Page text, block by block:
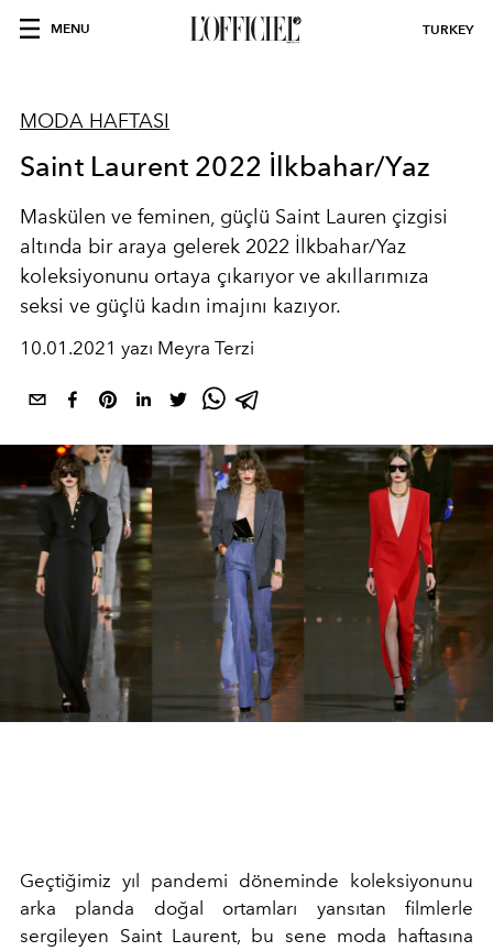
MENU TURKEY
MODA HAFTASI
Saint Laurent 2022 İlkbahar/Yaz
Maskülen ve feminen, güçlü Saint Lauren çizgisi
altında bir araya gelerek 2022 İlkbahar/Yaz
koleksiyonunu ortaya çıkarıyor ve akıllarımıza
seksi ve güçlü kadın imajını kazıyor.
10.01.2021 yazı Meyra Terzi
Geçtiğimiz yıl pandemi döneminde koleksiyonunu
arka planda doğal ortamları yansıtan filmlerle
sergileyen Saint Laurent, bu sene moda haftasına